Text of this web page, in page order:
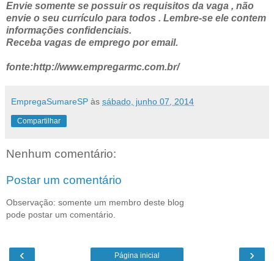
Envie somente se possuir os requisitos da vaga , não
envie o seu currículo para todos . Lembre-se ele contem
informações confidenciais.
Receba vagas de emprego por email.
fonte:http://www.empregarmc.com.br/
EmpregaSumareSP às sábado, junho 07, 2014
Compartilhar
Nenhum comentário:
Postar um comentário
Observação: somente um membro deste blog
pode postar um comentário.
‹ ›
Página inicial